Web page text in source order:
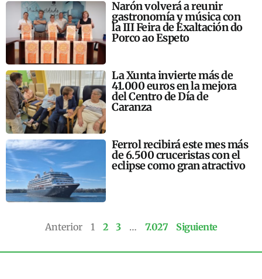
Narón volverá a reunir
gastronomía y música con
la III Feira de Exaltación do
Porco ao Espeto
La Xunta invierte más de
41.000 euros en la mejora
del Centro de Día de
Caranza
Ferrol recibirá este mes más
de 6.500 cruceristas con el
eclipse como gran atractivo
Anterior 1 2 3 … 7.027 Siguiente